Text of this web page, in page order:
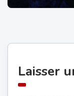
Laisser